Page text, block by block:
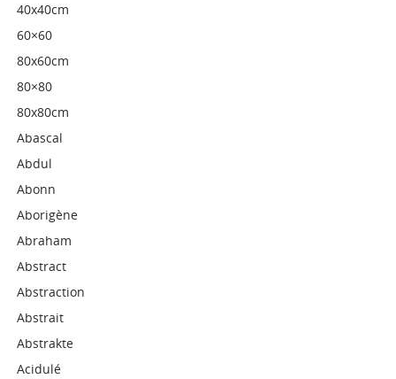
40x40cm
60×60
80x60cm
80×80
80x80cm
Abascal
Abdul
Abonn
Aborigène
Abraham
Abstract
Abstraction
Abstrait
Abstrakte
Acidulé